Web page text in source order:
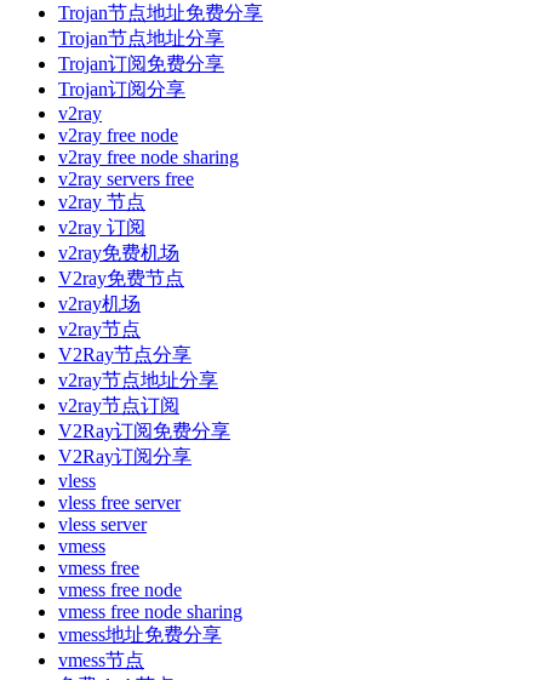
Trojan节点地址免费分享
Trojan节点地址分享
Trojan订阅免费分享
Trojan订阅分享
v2ray
v2ray free node
v2ray free node sharing
v2ray servers free
v2ray 节点
v2ray 订阅
v2ray免费机场
V2ray免费节点
v2ray机场
v2ray节点
V2Ray节点分享
v2ray节点地址分享
v2ray节点订阅
V2Ray订阅免费分享
V2Ray订阅分享
vless
vless free server
vless server
vmess
vmess free
vmess free node
vmess free node sharing
vmess地址免费分享
vmess节点